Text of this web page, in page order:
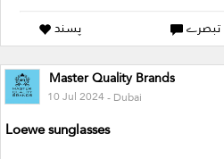
پسند تبصرے
Master Quality Brands
10 Jul 2024- Dubai
Loewe sunglasses